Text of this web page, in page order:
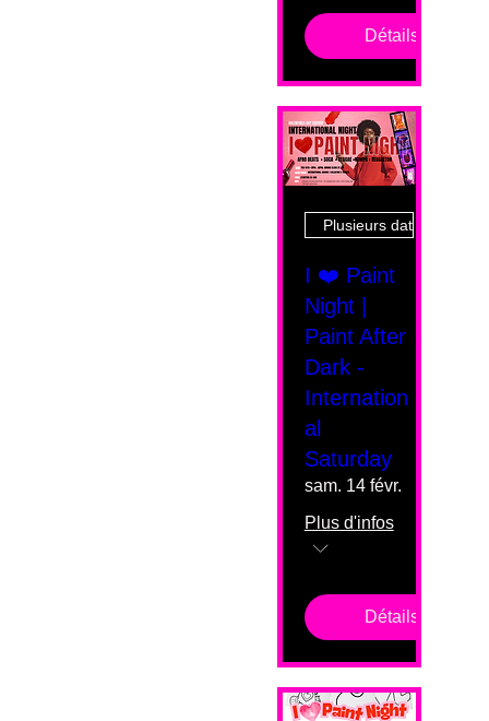
Détails
Plusieurs dates
I ❤️ Paint
Night |
Paint After
Dark -
Internation
al
Saturday
sam. 14 févr.
Plus d'infos
Détails